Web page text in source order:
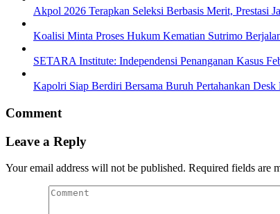
Akpol 2026 Terapkan Seleksi Berbasis Merit, Prestasi
Koalisi Minta Proses Hukum Kematian Sutrimo
SETARA Institute: Independensi Penanganan Kasus
Kapolri Siap Berdiri Bersama Buruh Pertahankan Desk
Comment
Leave a Reply
Your email address will not be published. Required fields are